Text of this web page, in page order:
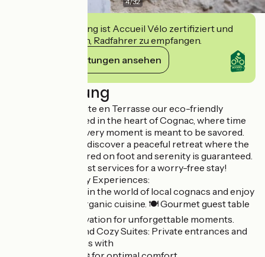
Diese Einrichtung ist Accueil Vélo zertifiziert und
verpflichtet sich, Radfahrer zu empfangen.
Ihre Verpflichtungen ansehen
Beschreibung
🌿 Welcome in Suite en Terrasse our eco-friendly
guesthouse nestled in the heart of Cognac, where time
slows down and every moment is meant to be savored.
📍 Ideal Location : discover a peaceful retreat where the
city is easily explored on foot and serenity is guaranteed.
🚴 Dedicated cyclist services for a worry-free stay!
🍷 Unique Sensory Experiences:
Immerse yourself in the world of local cognacs and enjoy
locally sourced, organic cuisine. 🍽️ Gourmet guest table
available by reservation for unforgettable moments.
🏡 Two Intimate and Cozy Suites: Private entrances and
ensuite bathrooms with